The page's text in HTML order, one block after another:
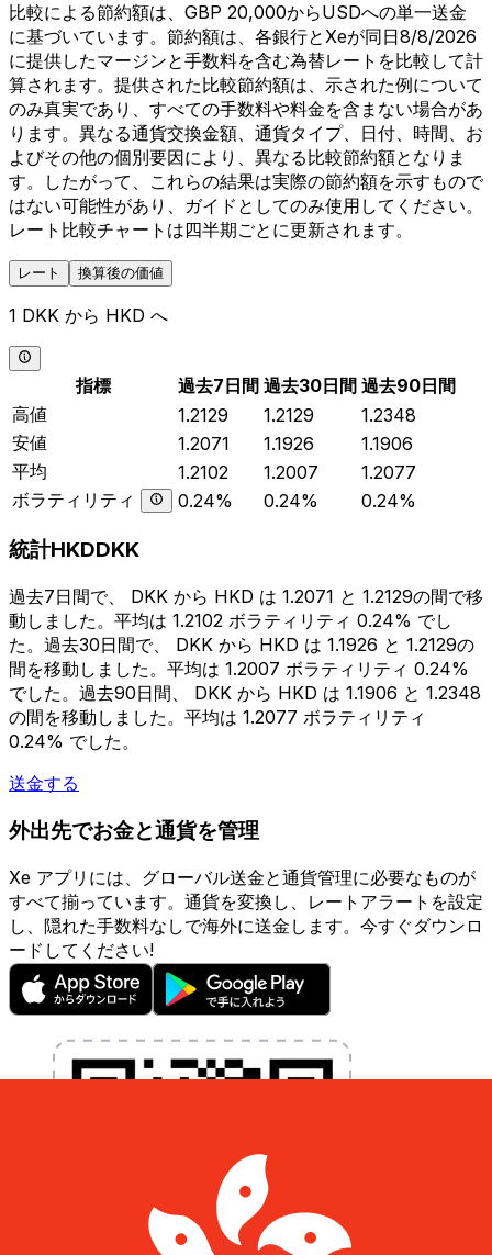
比較による節約額は、GBP 20,000からUSDへの単一送金
に基づいています。節約額は、各銀行とXeが同日8/8/2026
に提供したマージンと手数料を含む為替レートを比較して計
算されます。提供された比較節約額は、示された例について
のみ真実であり、すべての手数料や料金を含まない場合があ
ります。異なる通貨交換金額、通貨タイプ、日付、時間、お
よびその他の個別要因により、異なる比較節約額となりま
す。したがって、これらの結果は実際の節約額を示すもので
はない可能性があり、ガイドとしてのみ使用してください。
レート比較チャートは四半期ごとに更新されます。
レート 換算後の価値
1 DKK から HKD へ
指標 過去7日間 過去30日間 過去90日間
高値
1.2129 1.2129
1.2348
安値
1.2071 1.1926
1.1906
平均
1.2102 1.2007
1.2077
ボラティリティ
0.24% 0.24% 0.24%
統計HKDDKK
過去7日間で、 DKK から HKD は 1.2071 と 1.2129の間で移
動しました。平均は 1.2102 ボラティリティ 0.24% でし
た。過去30日間で、 DKK から HKD は 1.1926 と 1.2129の
間を移動しました。平均は 1.2007 ボラティリティ 0.24%
でした。過去90日間、 DKK から HKD は 1.1906 と 1.2348
の間を移動しました。平均は 1.2077 ボラティリティ
0.24% でした。
送金する
外出先でお金と通貨を管理
Xe アプリには、グローバル送金と通貨管理に必要なものが
すべて揃っています。通貨を変換し、レートアラートを設定
し、隠れた手数料なしで海外に送金します。今すぐダウンロ
ードしてください!